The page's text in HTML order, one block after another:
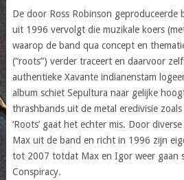
De door Ross Robinson geproduceerde
uit 1996 vervolgt die muzikale koers
waarop de band qua concept en
(“roots”) verder traceert en daarvoor
authentieke Xavante indianenstam
album schiet Sepultura naar gelijke
thrashbands uit de metal eredivisie
‘Roots’ gaat het echter mis. Door
Max uit de band en richt in 1996 zijn
tot 2007 totdat Max en Igor weer gaan
Conspiracy.